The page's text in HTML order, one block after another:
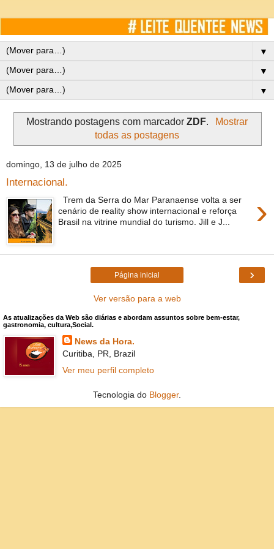
▼
▼
▼
Mostrando postagens com marcadorZDF.
Mostrar
todas as postagens
domingo, 13 de julho de 2025
Internacional.
›
Trem da Serra do Mar Paranaense volta a ser
cenário de reality show internacional e reforça
Brasil na vitrine mundial do turismo. Jill e J...
›
Página inicial
Ver versão para a web
As atualizações da Web são diárias e abordam assuntos sobre bem-estar,
gastronomia, cultura,Social.
News da Hora.
Curitiba, PR, Brazil
Ver meu perfil completo
Tecnologia do Blogger.